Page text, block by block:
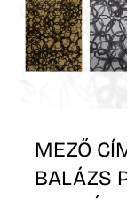
MEZŐ
BALÁZS